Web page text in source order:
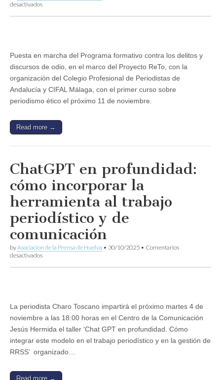
desactivadosen
Colegio
de
Periodistas
de
Andalucía,
lanzan
el
Contra
el
Puesta en marcha del Programa formativo contra los delitos y
discursos de odio, en el marco del Proyecto ReTo, con la
organización del Colegio Profesional de Periodistas de
Andalucía y CIFAL Málaga, con el primer curso sobre
periodismo ético el próximo 11 de noviembre.
Read more →
ChatGPT en profundidad:
cómo incorporar la
herramienta al trabajo
periodístico y de
comunicación
byAsociacion de la Prensa de Huelva • 30/10/2025 • Comentarios
desactivadosen
herramienta
al
trabajo
periodístico
y
de
comunicación
La periodista Charo Toscano impartirá el próximo martes 4 de
noviembre a las 18:00 horas en el Centro de la Comunicación
Jesús Hermida el taller ‘Chat GPT en profundidad. Cómo
integrar este modelo en el trabajo periodístico y en la gestión de
RRSS’ organizado…
Read more →